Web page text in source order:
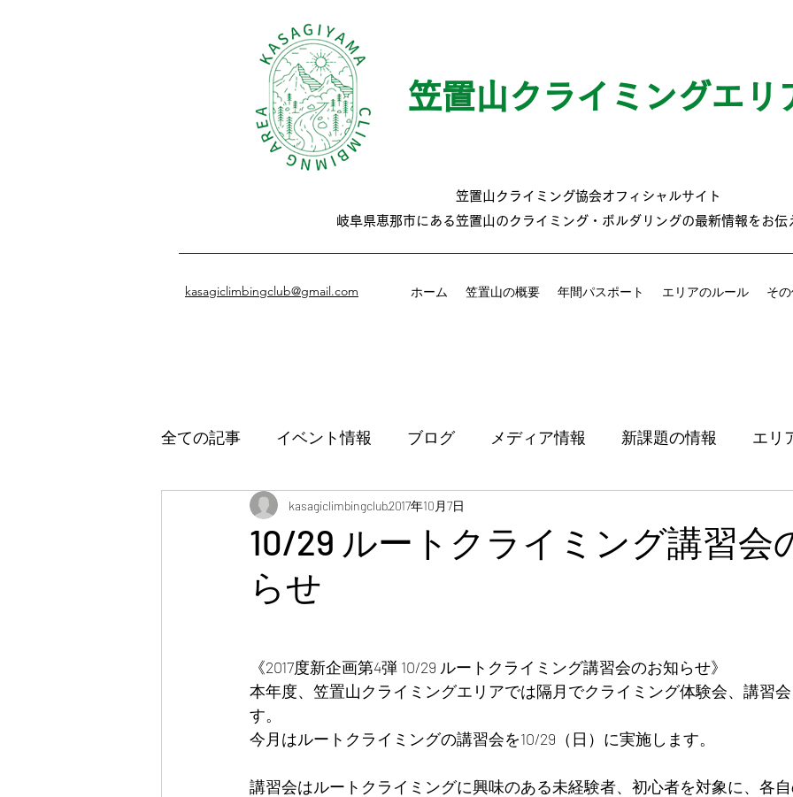
笠置山クライミングエリ
笠置山クライミング協会オフィシャルサイト
岐阜県恵那市にある笠置山のクライミング・ボルダリングの最新情報をお伝
kasagiclimbingclub@gmail.com ホーム 笠置山の概要 年間パスポート エリアのルール そ
全ての記事 イベント情報 ブログ メディア情報 新課題の情報 エリ
10/29 ルートクライミング講習会
らせ
kasagiclimbingclub2017年10月7日
《2017度新企画第4弾 10/29 ルートクライミング講習会のお知らせ》
本年度、笠置山クライミングエリアでは隔月でクライミング体験会、講習
す。
今月はルートクライミングの講習会を10/29（日）に実施します。
講習会はルートクライミングに興味のある未経験者、初心者を対象に、各